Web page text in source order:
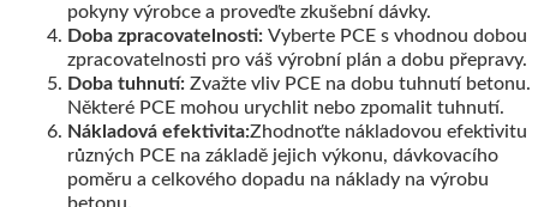
pokyny výrobce a proveďte zkušební dávky.
Doba zpracovatelnosti: Vyberte PCE s vhodnou dobou
zpracovatelnosti pro váš výrobní plán a dobu přepravy.
Doba tuhnutí: Zvažte vliv PCE na dobu tuhnutí betonu.
Některé PCE mohou urychlit nebo zpomalit tuhnutí.
Nákladová efektivita:Zhodnoťte nákladovou efektivitu
různých PCE na základě jejich výkonu, dávkovacího
poměru a celkového dopadu na náklady na výrobu
betonu.